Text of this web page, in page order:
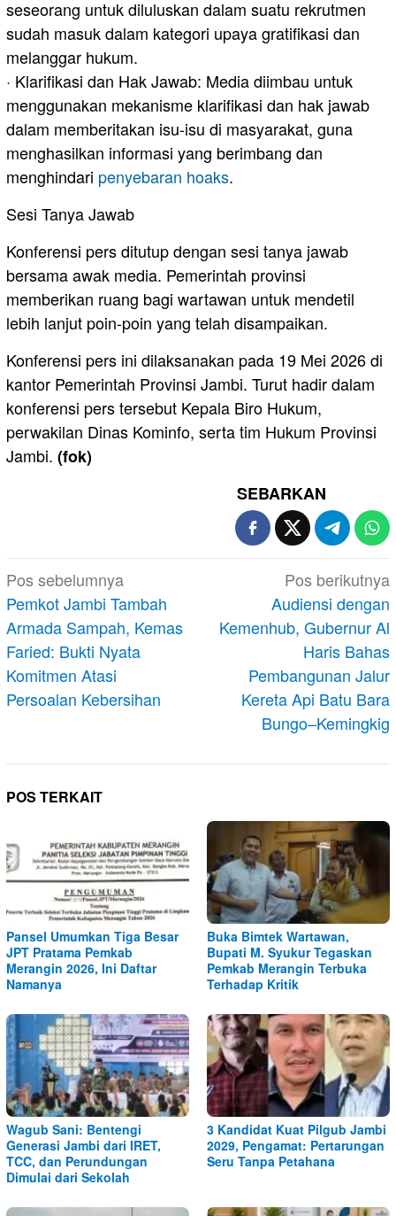
seseorang untuk diluluskan dalam suatu rekrutmen
sudah masuk dalam kategori upaya gratifikasi dan
melanggar hukum.
· Klarifikasi dan Hak Jawab: Media diimbau untuk
menggunakan mekanisme klarifikasi dan hak jawab
dalam memberitakan isu-isu di masyarakat, guna
menghasilkan informasi yang berimbang dan
menghindari penyebaran hoaks.
Sesi Tanya Jawab
Konferensi pers ditutup dengan sesi tanya jawab
bersama awak media. Pemerintah provinsi
memberikan ruang bagi wartawan untuk mendetil
lebih lanjut poin-poin yang telah disampaikan.
Konferensi pers ini dilaksanakan pada 19 Mei 2026 di
kantor Pemerintah Provinsi Jambi. Turut hadir dalam
konferensi pers tersebut Kepala Biro Hukum,
perwakilan Dinas Kominfo, serta tim Hukum Provinsi
Jambi. (fok)
SEBARKAN
Navigasi
pos
Pos sebelumnya
Pemkot Jambi Tambah
Armada Sampah, Kemas
Faried: Bukti Nyata
Komitmen Atasi
Persoalan Kebersihan
Pos berikutnya
Audiensi dengan
Kemenhub, Gubernur Al
Haris Bahas
Pembangunan Jalur
Kereta Api Batu Bara
Bungo–Kemingkig
POS TERKAIT
Pansel Umumkan Tiga Besar
JPT Pratama Pemkab
Merangin 2026, Ini Daftar
Namanya
Buka Bimtek Wartawan,
Bupati M. Syukur Tegaskan
Pemkab Merangin Terbuka
Terhadap Kritik
Wagub Sani: Bentengi
Generasi Jambi dari IRET,
TCC, dan Perundungan
Dimulai dari Sekolah
3 Kandidat Kuat Pilgub Jambi
2029, Pengamat: Pertarungan
Seru Tanpa Petahana